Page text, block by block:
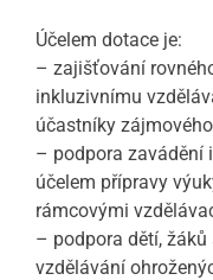
Účelem dotace je:
– zajišťování
inkluzivnímu
účastníky
– podpora zavádění
účelem přípravy
rámcovými
– podpora dětí,
vzdělávání